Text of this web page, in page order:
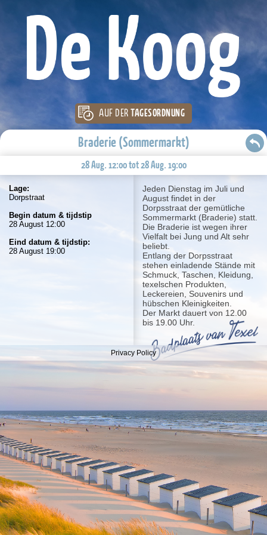
AUF DER TAGESORDNUNG
Braderie (Sommermarkt)
28 Aug. 12:00 tot 28 Aug. 19:00
Jeden Dienstag im Juli und
August findet in der
Dorpsstraat der gemütliche
Sommermarkt (Braderie) statt.
Die Braderie ist wegen ihrer
Vielfalt bei Jung und Alt sehr
beliebt.
Entlang der Dorpsstraat
stehen einladende Stände mit
Schmuck, Taschen, Kleidung,
texelschen Produkten,
Leckereien, Souvenirs und
hübschen Kleinigkeiten.
Der Markt dauert von 12.00
bis 19.00 Uhr.
Lage:
Dorpstraat
Begin datum & tijdstip
28 August 12:00
Eind datum & tijdstip:
28 August 19:00
Privacy Policy